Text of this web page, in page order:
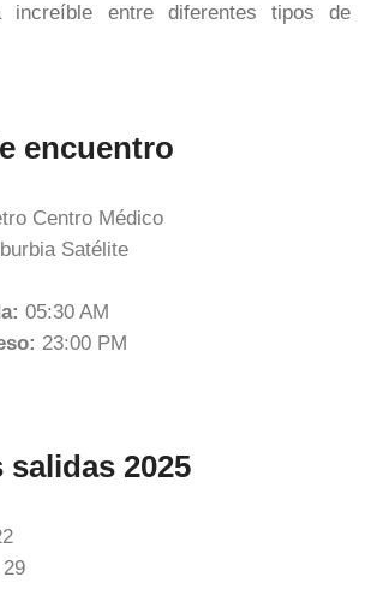
increíble entre diferentes tipos de
encuentro
Centro Médico
Satélite
05:30 AM
23:00 PM
salidas 2025